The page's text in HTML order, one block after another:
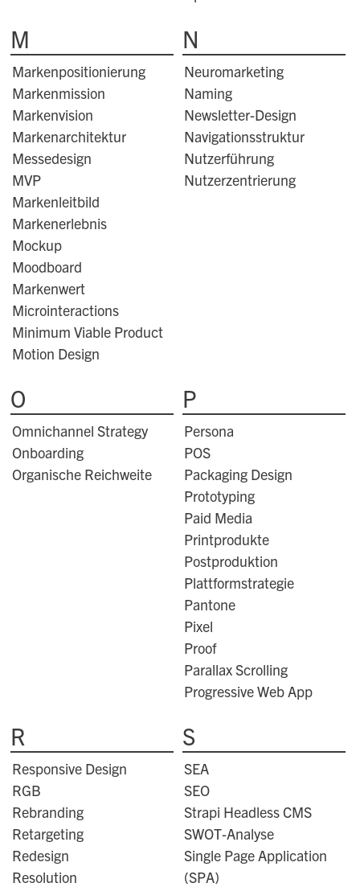
M
Markenpositionierung
Markenmission
Markenvision
Markenarchitektur
Messedesign
MVP
Markenleitbild
Markenerlebnis
Mockup
Moodboard
Markenwert
Microinteractions
Minimum Viable Product
Motion Design
N
Neuromarketing
Naming
Newsletter-Design
Navigationsstruktur
Nutzerführung
Nutzerzentrierung
O
Omnichannel Strategy
Onboarding
Organische Reichweite
P
Persona
POS
Packaging Design
Prototyping
Paid Media
Printprodukte
Postproduktion
Plattformstrategie
Pantone
Pixel
Proof
Parallax Scrolling
Progressive Web App
R
Responsive Design
RGB
Rebranding
Retargeting
Redesign
Resolution
S
SEA
SEO
Strapi Headless CMS
SWOT-Analyse
Single Page Application
(SPA)